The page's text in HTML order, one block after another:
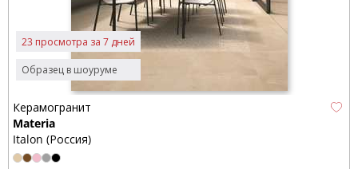
Образец в шоуруме
23 просмотра за 7 дней
Керамогранит
Materia
Italon (Россия)